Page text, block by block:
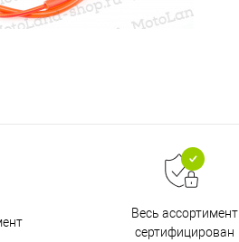
Весь ассортимент
сертифицирован